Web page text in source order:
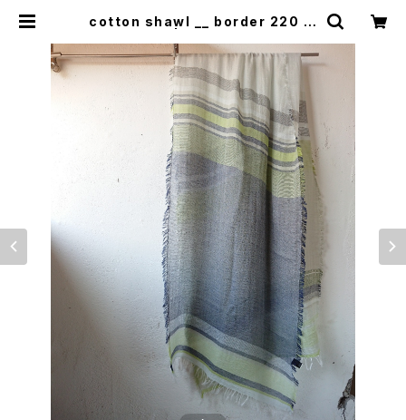
cotton shawl __ border 220 翠